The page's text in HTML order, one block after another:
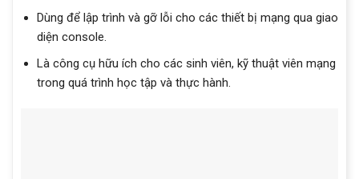
Dùng để lập trình và gỡ lỗi cho các thiết bị mạng qua giao
diện console.
Là công cụ hữu ích cho các sinh viên, kỹ thuật viên mạng
trong quá trình học tập và thực hành.